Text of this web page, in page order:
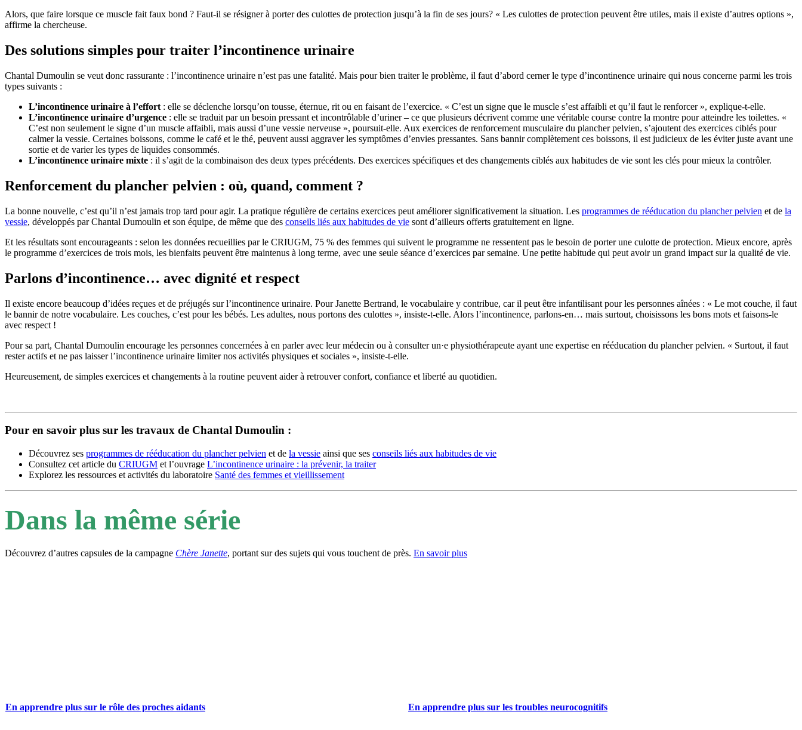
Alors, que faire lorsque ce muscle fait faux bond ? Faut-il se résigner à porter des culottes de protection jusqu’à la fin de ses jours? « Les culottes de protection peuvent être utiles, mais il existe d’autres options »,
affirme la chercheuse.
Des solutions simples pour traiter l’incontinence urinaire
Chantal Dumoulin se veut donc rassurante : l’incontinence urinaire n’est pas une fatalité. Mais pour bien traiter le problème, il faut d’abord cerner le type d’incontinence urinaire qui nous concerne parmi les trois
types suivants :
L’incontinence urinaire à l’effort : elle se déclenche lorsqu’on tousse, éternue, rit ou en faisant de l’exercice. « C’est un signe que le muscle s’est affaibli et qu’il faut le renforcer », explique-t-elle.
L’incontinence urinaire d’urgence : elle se traduit par un besoin pressant et incontrôlable d’uriner – ce que plusieurs décrivent comme une véritable course contre la montre pour atteindre les toilettes. «
C’est non seulement le signe d’un muscle affaibli, mais aussi d’une vessie nerveuse », poursuit-elle. Aux exercices de renforcement musculaire du plancher pelvien, s’ajoutent des exercices ciblés pour
calmer la vessie. Certaines boissons, comme le café et le thé, peuvent aussi aggraver les symptômes d’envies pressantes. Sans bannir complètement ces boissons, il est judicieux de les éviter juste avant une
sortie et de varier les types de liquides consommés.
L’incontinence urinaire mixte : il s’agit de la combinaison des deux types précédents. Des exercices spécifiques et des changements ciblés aux habitudes de vie sont les clés pour mieux la contrôler.
Renforcement du plancher pelvien : où, quand, comment ?
La bonne nouvelle, c’est qu’il n’est jamais trop tard pour agir. La pratique régulière de certains exercices peut améliorer significativement la situation. Les programmes de rééducation du plancher pelvien et de la
vessie, développés par Chantal Dumoulin et son équipe, de même que des conseils liés aux habitudes de vie sont d’ailleurs offerts gratuitement en ligne.
Et les résultats sont encourageants : selon les données recueillies par le CRIUGM, 75 % des femmes qui suivent le programme ne ressentent pas le besoin de porter une culotte de protection. Mieux encore, après
le programme d’exercices de trois mois, les bienfaits peuvent être maintenus à long terme, avec une seule séance d’exercices par semaine. Une petite habitude qui peut avoir un grand impact sur la qualité de vie.
Parlons d’incontinence… avec dignité et respect
Il existe encore beaucoup d’idées reçues et de préjugés sur l’incontinence urinaire. Pour Janette Bertrand, le vocabulaire y contribue, car il peut être infantilisant pour les personnes aînées : « Le mot couche, il faut
le bannir de notre vocabulaire. Les couches, c’est pour les bébés. Les adultes, nous portons des culottes », insiste-t-elle. Alors l’incontinence, parlons-en… mais surtout, choisissons les bons mots et faisons-le
avec respect !
Pour sa part, Chantal Dumoulin encourage les personnes concernées à en parler avec leur médecin ou à consulter un·e physiothérapeute ayant une expertise en rééducation du plancher pelvien. « Surtout, il faut
rester actifs et ne pas laisser l’incontinence urinaire limiter nos activités physiques et sociales », insiste-t-elle.
Heureusement, de simples exercices et changements à la routine peuvent aider à retrouver confort, confiance et liberté au quotidien.
Pour en savoir plus sur les travaux de Chantal Dumoulin :
Découvrez ses programmes de rééducation du plancher pelvien et de la vessie ainsi que ses conseils liés aux habitudes de vie
Consultez cet article du CRIUGM et l’ouvrage L’incontinence urinaire : la prévenir, la traiter
Explorez les ressources et activités du laboratoire Santé des femmes et vieillissement
Dans la même série
Découvrez d’autres capsules de la campagne Chère Janette, portant sur des sujets qui vous touchent de près. En savoir plus
En apprendre plus sur le rôle des proches aidants En apprendre plus sur les troubles neurocognitifs